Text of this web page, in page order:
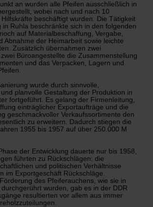
an wurden alle Pfeifen ausschließlich in
wobei nach und nach 10
beschäftigt wurden. Die Tätigkeit
in Ruhla beschränkte sich in den folgenden
auf Materialbeschaffung, Vergabe,
Abnahme der Heimarbeit sowie leichte
Zusätzlich übernahmen zwei
Büroangestellte die Zusammenstellung
und das Verpacken, Lagern und
wurde durch sinnvolle,
planvolle Gestaltung der Produktion in
fortgeführt. Es gelang der Firmenleitung,
einträglicher Exportaufträge und die
geschmackvoller Verkaufssortimente den
zu erweitern. Dadurch stiegen die
1955 bis 1957 auf über 250.000 M
der Entwicklung dauerte nur bis 1958,
führten zu Rückschlägen: die
und politischen Verhältnisse
im Exportgeschäft Rückschläge.
des Pfeiferauchens, wie sie in
wurden, gab es in der DDR
resultierten vor allem aus immer